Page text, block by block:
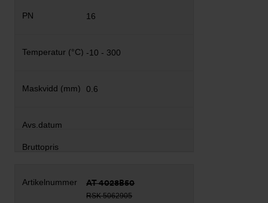
16
-10 - 300
0.6
AT 4028B50
RSK 5062905